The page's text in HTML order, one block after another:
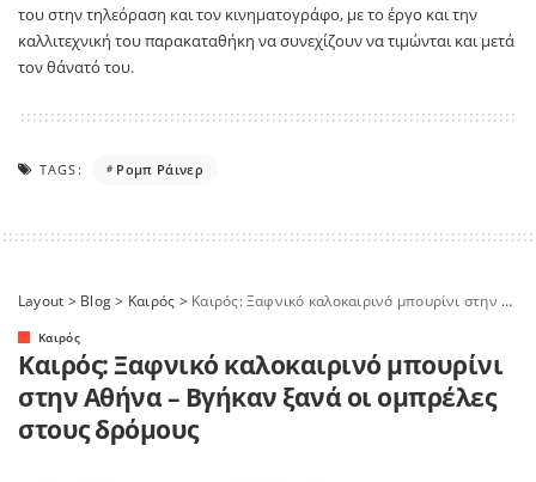
του στην τηλεόραση και τον κινηματογράφο, με το έργο και την
καλλιτεχνική του παρακαταθήκη να συνεχίζουν να τιμώνται και μετά
τον θάνατό του.
TAGS: Ρομπ Ράινερ
Layout > Blog> Καιρός > Καιρός: Ξαφνικό καλοκαιρινό μπουρίνι στην Αθήνα – Βγήκαν ξανά οι ομπρέλες στους δρόμους
Καιρός
Καιρός: Ξαφνικό καλοκαιρινό μπουρίνι
στην Αθήνα – Βγήκαν ξανά οι ομπρέλες
στους δρόμους